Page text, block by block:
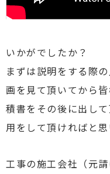
いかがでしたか？
まずは説明をする際
画を見て頂いてから
積書をその後に出し
用をして頂ければと思
工事の施工会社（元